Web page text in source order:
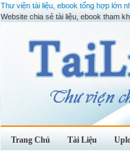
Thư viện tài liệu, ebook tổng hợp lớn
Website chia sẻ tài liệu, ebook tham
Trang Chủ Tài Liệu